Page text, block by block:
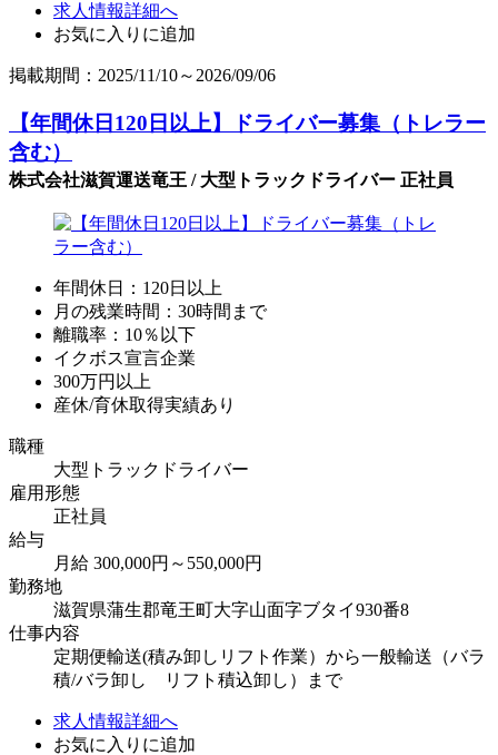
求人情報詳細へ
お気に入りに追加
掲載期間：2025/11/10～2026/09/06
【年間休日120日以上】ドライバー募集（トレラー
含む）
株式会社滋賀運送竜王 / 大型トラックドライバー 正社員
年間休日：120日以上
月の残業時間：30時間まで
離職率：10％以下
イクボス宣言企業
300万円以上
産休/育休取得実績あり
職種
大型トラックドライバー
雇用形態
正社員
給与
月給 300,000円～550,000円
勤務地
滋賀県蒲生郡竜王町大字山面字ブタイ930番8
仕事内容
定期便輸送(積み卸しリフト作業）から一般輸送（バラ
積/バラ卸し リフト積込卸し）まで
求人情報詳細へ
お気に入りに追加